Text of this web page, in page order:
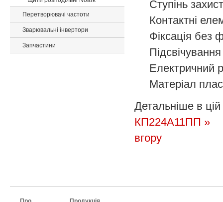
Ступінь
Контактні
Фіксація без
Підсвічування
Електричний
Матеріал
Детальніше в цій
КП224А11ПП »
вгору
Перетворювачі частоти
Зварювальні інвертори
Запчастини